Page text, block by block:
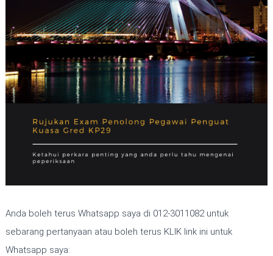
Anda boleh terus Whatsapp saya di 012-3011082 untuk
sebarang pertanyaan atau boleh terus KLIK link ini untuk
Whatsapp saya: